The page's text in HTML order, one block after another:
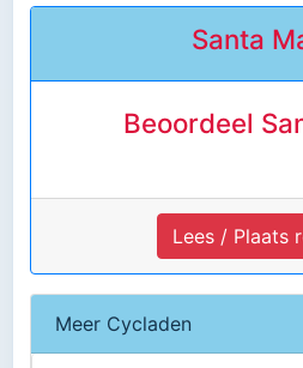
Santa
Beoordeel
Lees / Plaats
Meer Cycladen